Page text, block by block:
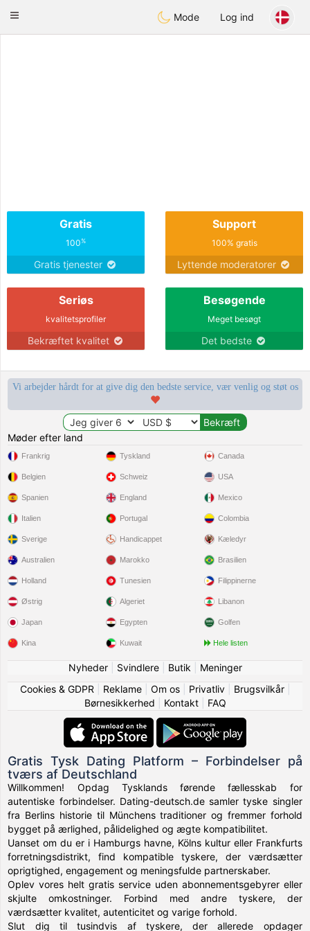
DeutschDating
Toggle
Mode Log ind
Gratis
100%
Gratis tjenester
Support
100% gratis
Lyttende moderatorer
Seriøs
kvalitetsprofiler
Bekræftet kvalitet
Besøgende
Meget besøgt
Det bedste
Vi arbejder hårdt for at give dig den bedste service, vær venlig og støt os
Møder efter land
Frankrig
Belgien
Spanien
Italien
Sverige
Tyskland
Schweiz
England
Portugal
Handicappet
Canada
USA
Mexico
Colombia
Kæledyr
Australien
Holland
Østrig
Japan
Kina
Marokko
Tunesien
Algeriet
Egypten
Kuwait
Brasilien
Filippinerne
Libanon
Golfen
Hele listen
Nyheder| Svindlere| Butik
Meninger
Cookies & GDPR
Reklame| Om os| Privatliv| Brugsvilkår|
Børnesikkerhed
Kontakt| FAQ
Gratis Tysk Dating Platform – Forbindelser på
tværs af Deutschland
Willkommen! Opdag Tysklands førende fællesskab for
autentiske forbindelser. Dating-deutsch.de samler tyske singler
fra Berlins historie til Münchens traditioner og fremmer forhold
bygget på ærlighed, pålidelighed og ægte kompatibilitet.
Uanset om du er i Hamburgs havne, Kölns kultur eller Frankfurts
forretningsdistrikt, find kompatible tyskere, der værdsætter
oprigtighed, engagement og meningsfulde partnerskaber.
Oplev vores helt gratis service uden abonnementsgebyrer eller
skjulte omkostninger. Forbind med andre tyskere, der
værdsætter kvalitet, autenticitet og varige forhold.
Slut dig til tusindvis af tyskere, der allerede opdager